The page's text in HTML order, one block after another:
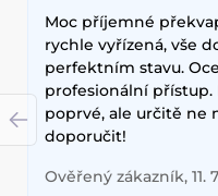
elasticitu. Hlavními
dlouhodobé výsledky,
technologie, které
Moc příjemné
rychle vyřízená, vše
perfektním stavu.
profesionální přístup.
poprvé, ale určitě ne
doporučit!
Ověřený zákazník, 11.